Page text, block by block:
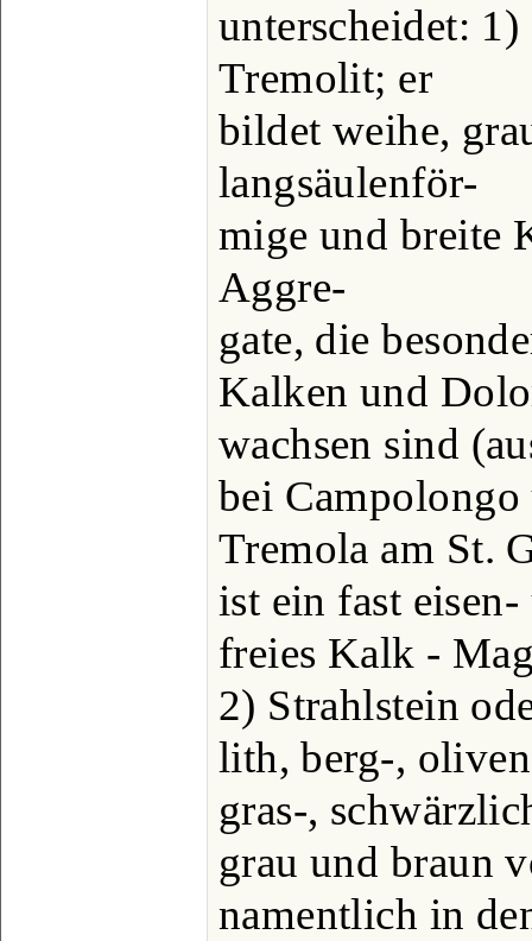
unterscheidet:
Tremolit; er
bildet weihe,
langsäulenför-
mige und breite
Aggre-
gate, die
Kalken und
wachsen sind
bei
Tremola am St.
ist ein fast
freies Kalk -
2) Strahlstein
lith, berg-,
gras-,
grau und braun
namentlich in